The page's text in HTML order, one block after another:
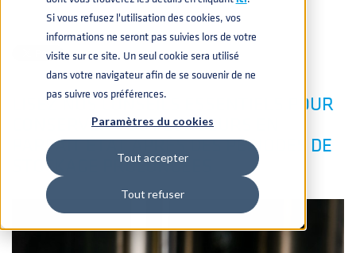
Si vous refusez l'utilisation des cookies, vos
informations ne seront pas suivies lors de votre
visite sur ce site. Un seul cookie sera utilisé
dans votre navigateur afin de se souvenir de ne
pas suivre vos préférences.
Paramètres du cookies
Tout accepter
Tout refuser
7 AVR. 2021 14:02:00
LISEZ NOS CONSEILS ESSENTIELS POUR
CONSERVER VOS PLONGEURS EN
PARFAIT ÉTAT APRÈS DES PÉRIODES DE
STOCKAGE PROLONGÉES